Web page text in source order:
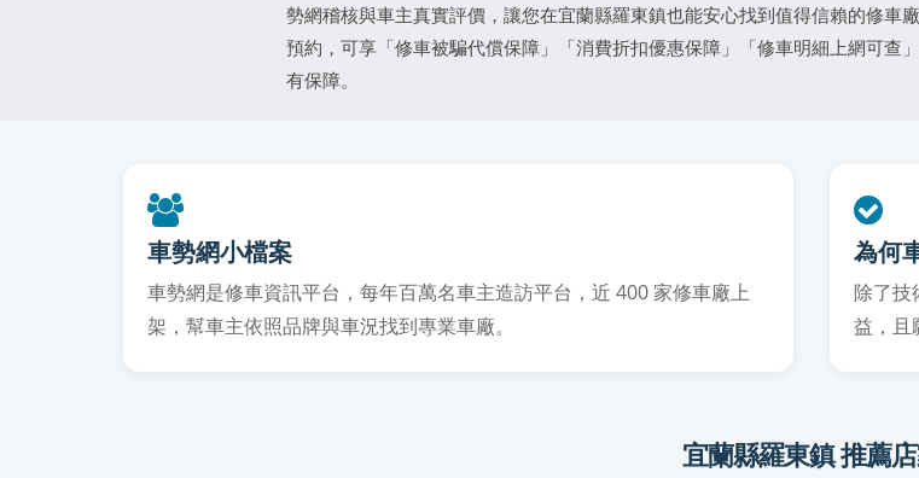
勢網稽核與車主真實評價，讓您在宜蘭縣羅東鎮也能安心找到值得信賴的修車
預約，可享「修車被騙代償保障」「消費折扣優惠保障」「修車明細上網可查
有保障。
車勢網小檔案
車勢網是修車資訊平台，每年百萬名車主造訪平台，近 400 家修車廠上
架，幫車主依照品牌與車況找到專業車廠。
為何
除了技
益，且
宜蘭縣羅東鎮 推薦